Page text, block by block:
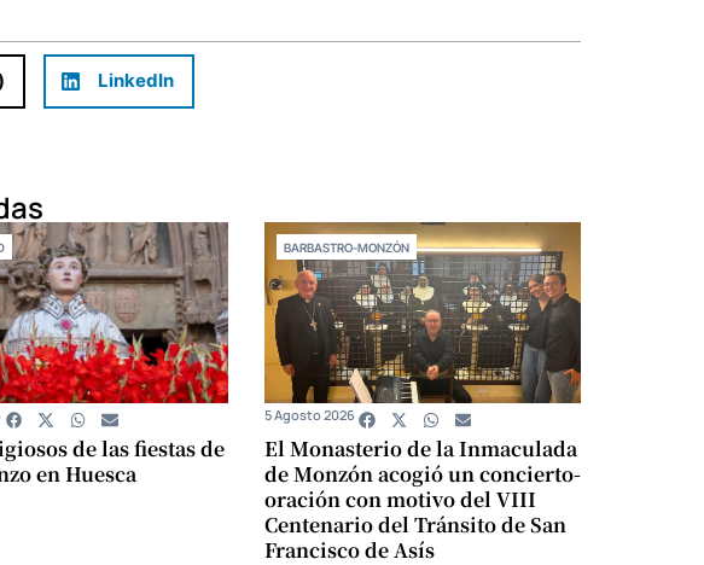
LinkedIn
de las fiestas de
en Huesca
BARBASTRO-MONZÓN
El Monasterio de la Inmaculada
de Monzón acogió un concierto-
oración con motivo del VIII
Centenario del Tránsito de San
Francisco de Asís
5 Agosto 2026